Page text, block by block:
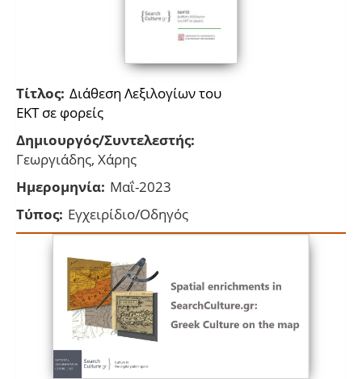
Τίτλος: Διάθεση Λεξιλογίων του
ΕΚΤ σε φορείς
Δημιουργός/Συντελεστής:
Γεωργιάδης, Χάρης
Ημερομηνία: Μαΐ-2023
Τύπος: Εγχειρίδιο/Οδηγός